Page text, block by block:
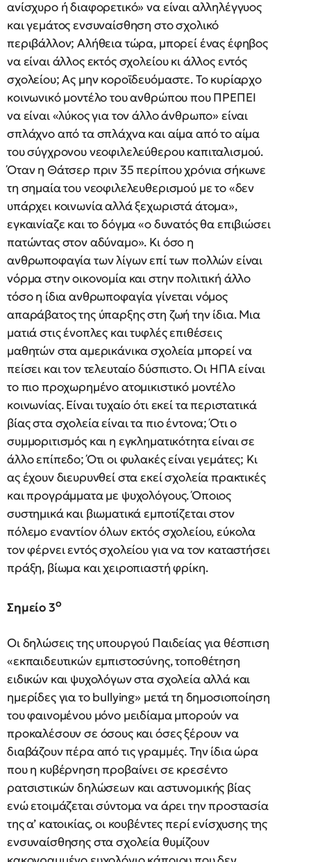
ανίσχυρο ή διαφορετικό» να είναι αλληλέγγυος
και γεμάτος ενσυναίσθηση στο σχολικό
περιβάλλον; Αλήθεια τώρα, μπορεί ένας έφηβος
να είναι άλλος εκτός σχολείου κι άλλος εντός
σχολείου; Ας μην κοροϊδευόμαστε. Το κυρίαρχο
κοινωνικό μοντέλο του ανθρώπου που ΠΡΕΠΕΙ
να είναι «λύκος για τον άλλο άνθρωπο» είναι
σπλάχνο από τα σπλάχνα και αίμα από το αίμα
του σύγχρονου νεοφιλελεύθερου καπιταλισμού.
Όταν η Θάτσερ πριν 35 περίπου χρόνια σήκωνε
τη σημαία του νεοφιλελευθερισμού με το «δεν
υπάρχει κοινωνία αλλά ξεχωριστά άτομα»,
εγκαινίαζε και το δόγμα «ο δυνατός θα επιβιώσει
πατώντας στον αδύναμο». Κι όσο η
ανθρωποφαγία των λίγων επί των πολλών είναι
νόρμα στην οικονομία και στην πολιτική άλλο
τόσο η ίδια ανθρωποφαγία γίνεται νόμος
απαράβατος της ύπαρξης στη ζωή την ίδια. Μια
ματιά στις ένοπλες και τυφλές επιθέσεις
μαθητών στα αμερικάνικα σχολεία μπορεί να
πείσει και τον τελευταίο δύσπιστο. Οι ΗΠΑ είναι
το πιο προχωρημένο ατομικιστικό μοντέλο
κοινωνίας. Είναι τυχαίο ότι εκεί τα περιστατικά
βίας στα σχολεία είναι τα πιο έντονα; Ότι ο
συμμοριτισμός και η εγκληματικότητα είναι σε
άλλο επίπεδο; Ότι οι φυλακές είναι γεμάτες; Κι
ας έχουν διευρυνθεί στα εκεί σχολεία πρακτικές
και προγράμματα με ψυχολόγους. Όποιος
συστημικά και βιωματικά εμποτίζεται στον
πόλεμο εναντίον όλων εκτός σχολείου, εύκολα
τον φέρνει εντός σχολείου για να τον καταστήσει
πράξη, βίωμα και χειροπιαστή φρίκη.
Σημείο 3ο
Οι δηλώσεις της υπουργού Παιδείας για θέσπιση
«εκπαιδευτικών εμπιστοσύνης, τοποθέτηση
ειδικών και ψυχολόγων στα σχολεία αλλά και
ημερίδες για το bullying» μετά τη δημοσιοποίηση
του φαινομένου μόνο μειδίαμα μπορούν να
προκαλέσουν σε όσους και όσες ξέρουν να
διαβάζουν πέρα από τις γραμμές. Την ίδια ώρα
που η κυβέρνηση προβαίνει σε κρεσέντο
ρατσιστικών δηλώσεων και αστυνομικής βίας
ενώ ετοιμάζεται σύντομα να άρει την προστασία
της α’ κατοικίας, οι κουβέντες περί ενίσχυσης της
ενσυναίσθησης στα σχολεία θυμίζουν